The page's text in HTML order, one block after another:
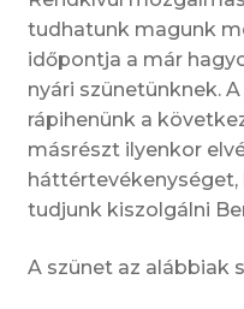
tudhatunk magunk
időpontja a már
nyári szünetünknek.
rápihenünk a
másrészt ilyenkor
tudjunk kiszolgálni
A szünet az alábbiak